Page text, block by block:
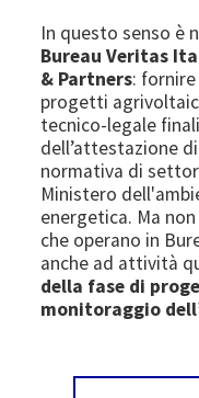
In questo senso è
Bureau Veritas
& Partners:
progetti
tecnico-legale
dell’attestazione
normativa di
Ministero
energetica. Ma
che operano in
anche ad attività
della fase di
monitoraggio